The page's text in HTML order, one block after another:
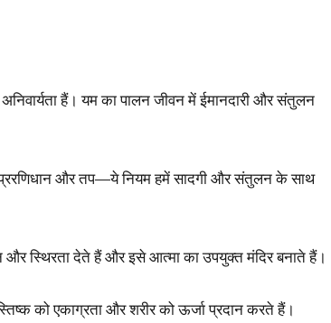
हैं। यम का पालन जीवन में ईमानदारी और संतुलन
और तप—ये नियम हमें सादगी और संतुलन के साथ
स्थिरता देते हैं और इसे आत्मा का उपयुक्त मंदिर बनाते हैं।
को एकाग्रता और शरीर को ऊर्जा प्रदान करते हैं।